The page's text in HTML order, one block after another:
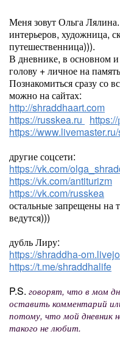
Меня зовут Ольга
интерьеров, художница,
путешественница))).
В дневнике, в основном
голову + личное на
Познакомиться сразу со
можно на сайтах:
http://shraddhaart.com
https://russkea.ru
https://
https://
другие соцсети:
https://vk.com/
https://vk.com/antiturizm
https://vk.com/russkea
остальные запрещены на
ведутся)))
дубль Лиру:
https://shraddha-
https://t.me/shraddhalife
P.S. говорят, что в мом
оставить комментарий
потому, что мой дневник
такого не любит.